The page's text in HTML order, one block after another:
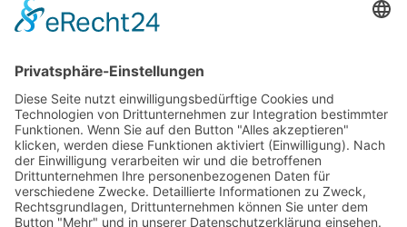
verwüsteten Fläche am Rande des Bielefelder Stadtteils
Lämershagen entsteht ein klimastabiler […]
Impressum
Datenschutz
Kooperation
Werbung
Presse- und Öffentlichkeitsarbeit